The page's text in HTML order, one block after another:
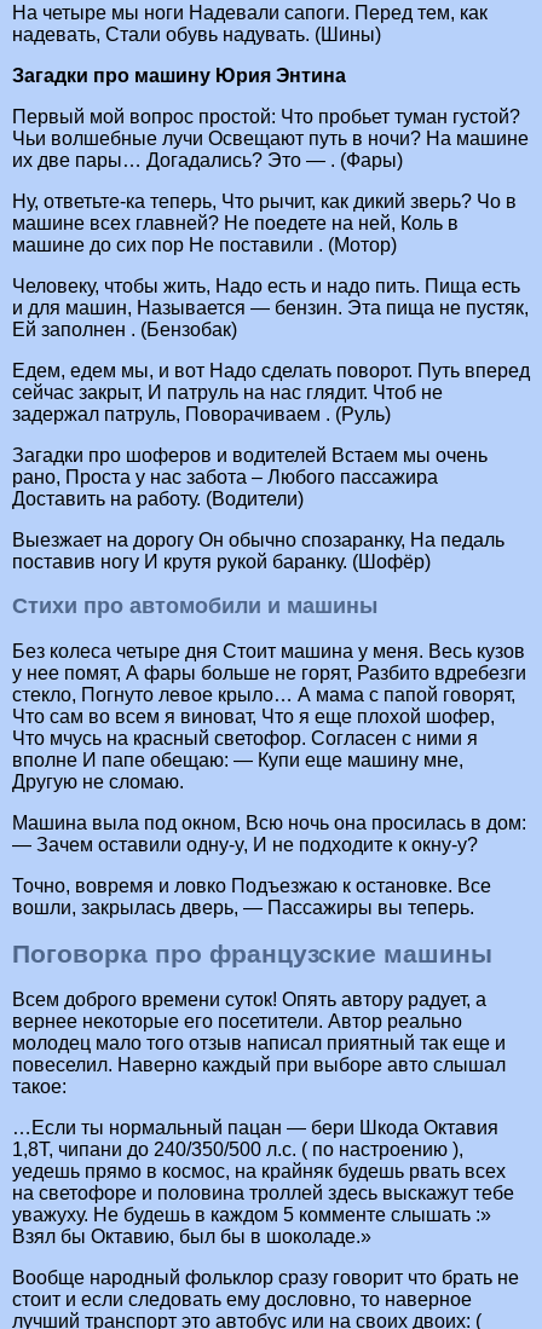
На четыре мы ноги Надевали сапоги. Перед тем, как
надевать, Стали обувь надувать. (Шины)
Загадки про машину Юрия Энтина
Первый мой вопрос простой: Что пробьет туман густой?
Чьи волшебные лучи Освещают путь в ночи? На машине
их две пары… Догадались? Это — . (Фары)
Ну, ответьте-ка теперь, Что рычит, как дикий зверь? Чо в
машине всех главней? Не поедете на ней, Коль в
машине до сих пор Не поставили . (Мотор)
Человеку, чтобы жить, Надо есть и надо пить. Пища есть
и для машин, Называется — бензин. Эта пища не пустяк,
Ей заполнен . (Бензобак)
Едем, едем мы, и вот Надо сделать поворот. Путь вперед
сейчас закрыт, И патруль на нас глядит. Чтоб не
задержал патруль, Поворачиваем . (Руль)
Загадки про шоферов и водителей Встаем мы очень
рано, Проста у нас забота – Любого пассажира
Доставить на работу. (Водители)
Выезжает на дорогу Он обычно спозаранку, На педаль
поставив ногу И крутя рукой баранку. (Шофёр)
Стихи про автомобили и машины
Без колеса четыре дня Стоит машина у меня. Весь кузов
у нее помят, А фары больше не горят, Разбито вдребезги
стекло, Погнуто левое крыло… А мама с папой говорят,
Что сам во всем я виноват, Что я еще плохой шофер,
Что мчусь на красный светофор. Согласен с ними я
вполне И папе обещаю: — Купи еще машину мне,
Другую не сломаю.
Машина выла под окном, Всю ночь она пpосилась в дом:
— Зачем оставили однy-y, И не подходите к окнy-y?
Точно, вовремя и ловко Подъезжаю к остановке. Все
вошли, закрылась дверь, — Пассажиры вы теперь.
Поговорка про французские машины
Всем доброго времени суток! Опять автору радует, а
вернее некоторые его посетители. Автор реально
молодец мало того отзыв написал приятный так еще и
повеселил. Наверно каждый при выборе авто слышал
такое:
…Если ты нормальный пацан — бери Шкода Октавия
1,8Т, чипани до 240/350/500 л.с. ( по настроению ),
уедешь прямо в космос, на крайняк будешь рвать всех
на светофоре и половина троллей здесь выскажут тебе
уважуху. Не будешь в каждом 5 комменте слышать :»
Взял бы Октавию, был бы в шоколаде.»
Вообще народный фольклор сразу говорит что брать не
стоит и если следовать ему дословно, то наверное
лучший транспорт это автобус или на своих двоих: (